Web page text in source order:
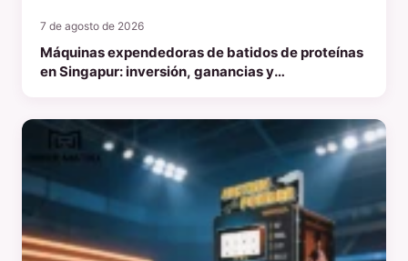
7 de agosto de 2026
Máquinas expendedoras de batidos de proteínas
en Singapur: inversión, ganancias y